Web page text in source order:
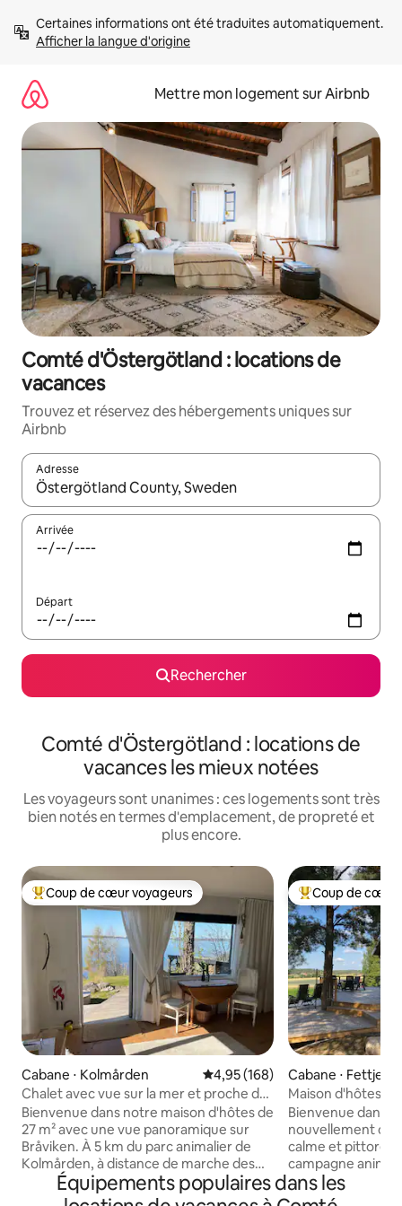
directement
Afficher la langue d'origine
Mettre mon logement sur Airbnb
Comté d'Östergötland : locations de
vacances
Trouvez et réservez des hébergements uniques sur
Airbnb
Adresse
Lorsque les résultats s'affichent, utilisez les flèches vers le
Arrivée
Départ
Rechercher
Comté d'Östergötland : locations de
vacances les mieux notées
Les voyageurs sont unanimes : ces logements sont très
bien notés en termes d'emplacement, de propreté et
plus encore.
Coups de cœur voyageurs les plus appréciés
Coup de cœur voyageurs
Cabane ⋅ Kolmården Évaluation moyenne sur la
4,95 (168)
Chalet avec vue sur la mer et proche du
parc animalier
Bienvenue dans notre maison d'hôtes de
27 m² avec une vue panoramique sur
Bråviken. À 5 km du parc animalier de
Kolmården, à distance de marche des
plages et des restaurants, ainsi que de
beaux sentiers de randonnée 1 lit double
Coups de cœur
Coup de cœur
Cabane ⋅
Maison d'hôtes
vue près de
Bienvenue dans
nouvellement
calme et
campagne
sud-ouest de
minutes de l'E4.
Équipements populaires dans les